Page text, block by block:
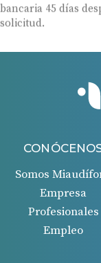
bancaria 45 días
solicitud.
Somos
Empresa
Profesionales
Empleo